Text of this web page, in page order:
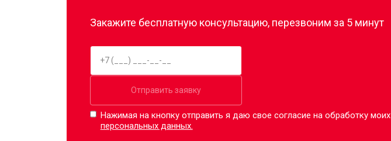
Закажите бесплатную консультацию, перезвоним за 5 минут
Отправить заявку
Нажимая на кнопку отправить я даю свое согласие на обработку моих
персональных данных.